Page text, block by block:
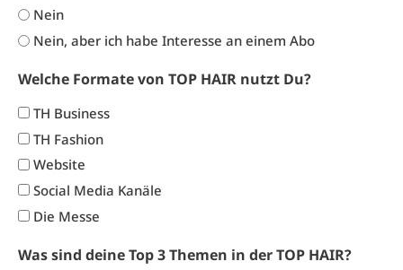
Nein
Nein, aber ich habe Interesse an einem Abo
Welche Formate von TOP HAIR nutzt Du?
TH Business
TH Fashion
Website
Social Media Kanäle
Die Messe
Was sind deine Top 3 Themen in der TOP HAIR?